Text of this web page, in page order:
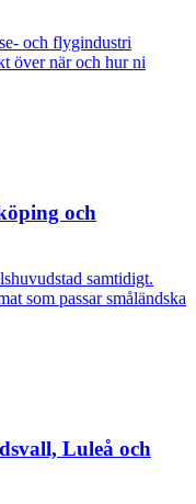
och flygindustri
över när och hur ni
och
samtidigt.
som passar småländska
Luleå och